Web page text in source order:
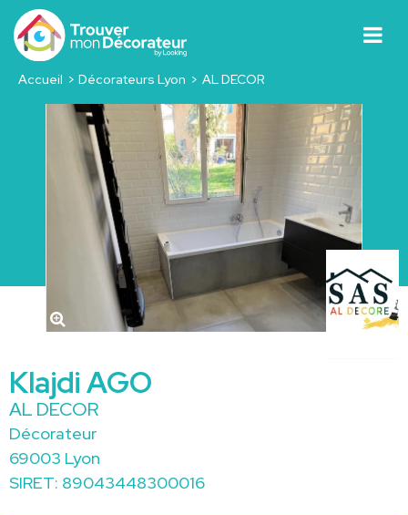
Accueil Décorateurs Lyon AL DECOR
Klajdi AGO
AL DECOR
Décorateur
69003 Lyon
SIRET: 89043448300016